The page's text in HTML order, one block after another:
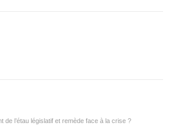
de l’étau législatif et remède face à la crise ?